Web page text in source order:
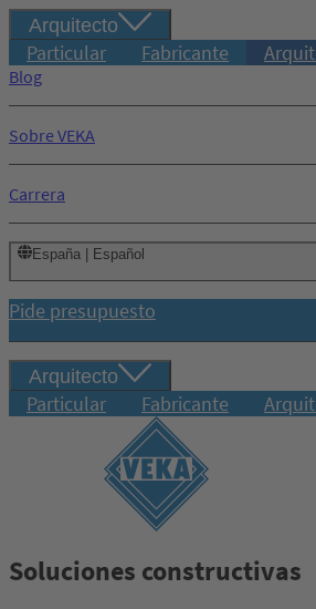
Arquitecto
Particular Fabricante
Blog
Sobre VEKA
Carrera
España | Español
Pide presupuesto
Arquitecto
Particular Fabricante
Soluciones constructivas